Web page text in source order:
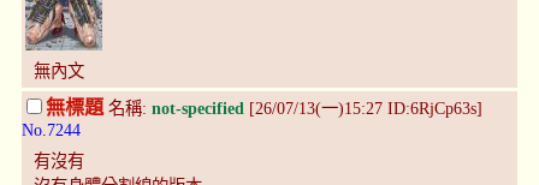
無內文
無標題 名稱: not-specified [26/07/13(一)15:27 ID:6RjCp63s]
No.7244
有沒有